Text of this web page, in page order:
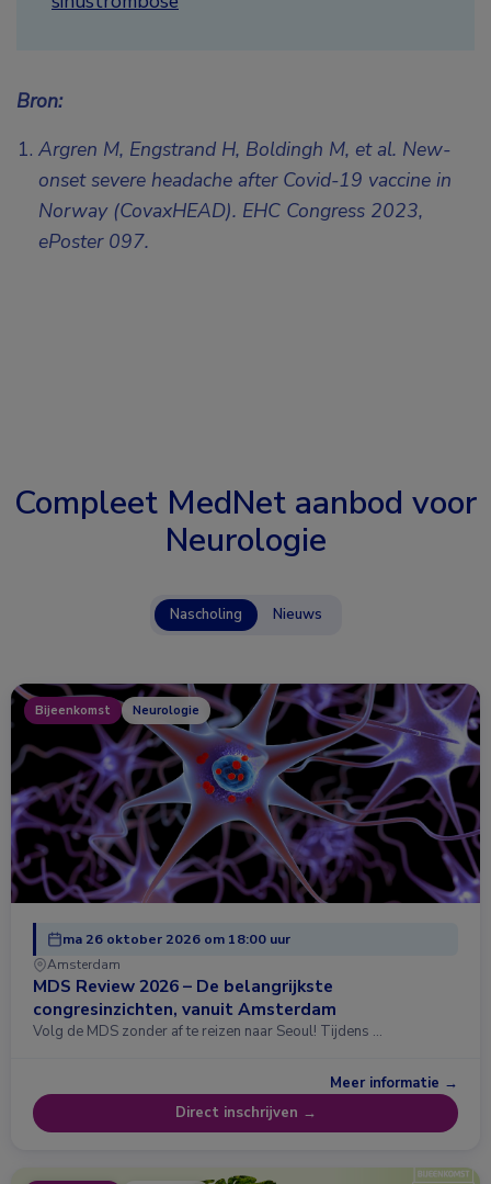
Bron:
Argren M, Engstrand H, Boldingh M, et al. New-
onset severe headache after Covid-19 vaccine in
Norway (CovaxHEAD). EHC Congress 2023,
ePoster 097.
Compleet MedNet aanbod voor
Neurologie
Nascholing Nieuws
Bijeenkomst Neurologie
ma 26 oktober 2026 om 18:00 uur
Amsterdam
MDS Review 2026 – De belangrijkste
congresinzichten, vanuit Amsterdam
Volg de MDS zonder af te reizen naar Seoul! Tijdens …
Meer informatie →
Direct inschrijven →